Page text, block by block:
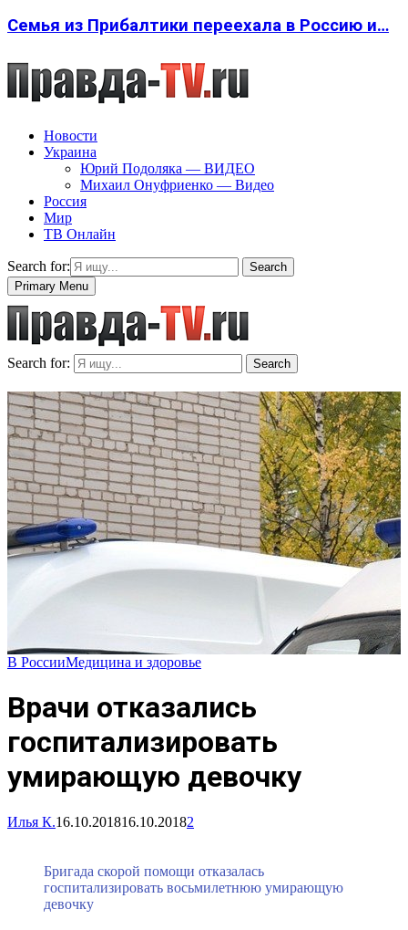
Семья из Прибалтики переехала в Россию и…
Новости
Украина
Юрий Подоляка — ВИДЕО
Михаил Онуфриенко — Видео
Россия
Мир
ТВ Онлайн
Search for:
Search
Primary Menu
Search for: Search
В РоссииМедицина и здоровье
Врачи отказались
госпитализировать
умирающую девочку
Илья К.16.10.201816.10.20182
Бригада скорой помощи отказалась
госпитализировать восьмилетнюю умирающую
девочку